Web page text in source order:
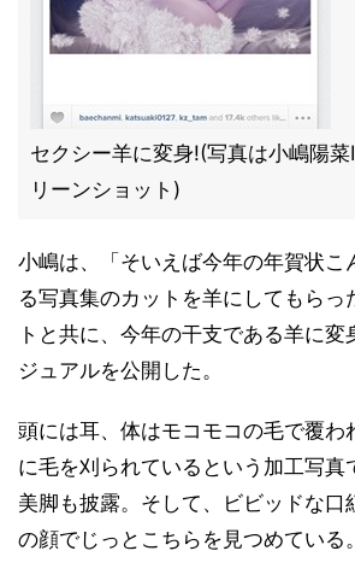
セクシー羊に変身!(写真は小嶋陽
リーンショット)
小嶋は、「そいえば今年の年賀状こ
る写真集のカットを羊にしてもらっ
トと共に、今年の干支である羊に
ジュアルを公開した。
頭には耳、体はモコモコの毛で覆わ
に毛を刈られているという加工写真
美脚も披露。そして、ビビッドな口
の顔でじっとこちらを見つめている。